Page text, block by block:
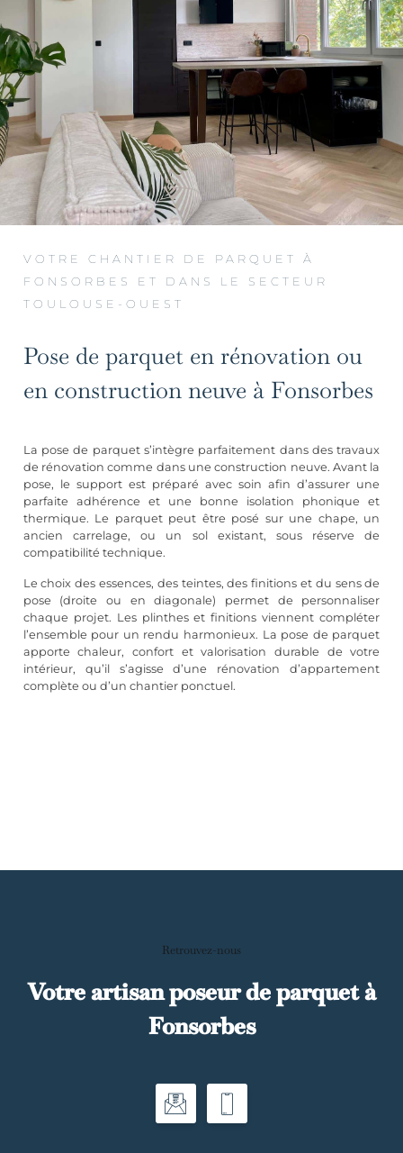
VOTRE CHANTIER DE PARQUET À
FONSORBES ET DANS LE SECTEUR
TOULOUSE-OUEST
Pose de parquet en rénovation ou
en construction neuve à Fonsorbes
La pose de parquet s’intègre parfaitement dans des travaux
de rénovation comme dans une construction neuve. Avant la
pose, le support est préparé avec soin afin d’assurer une
parfaite adhérence et une bonne isolation phonique et
thermique. Le parquet peut être posé sur une chape, un
ancien carrelage, ou un sol existant, sous réserve de
compatibilité technique.
Le choix des essences, des teintes, des finitions et du sens de
pose (droite ou en diagonale) permet de personnaliser
chaque projet. Les plinthes et finitions viennent compléter
l’ensemble pour un rendu harmonieux. La pose de parquet
apporte chaleur, confort et valorisation durable de votre
intérieur, qu’il s’agisse d’une rénovation d’appartement
complète ou d’un chantier ponctuel.
Retrouvez-nous
Votre artisan poseur de parquet à
Fonsorbes